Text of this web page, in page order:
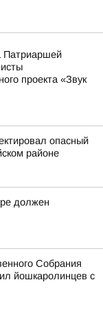
Патриаршей
проекта «Звук
опасный
районе
должен
Собрания
йошкаролинцев с